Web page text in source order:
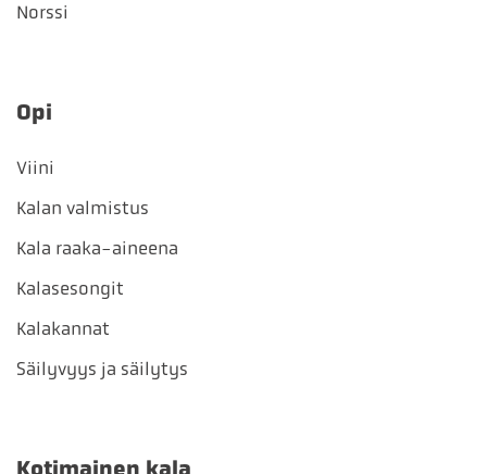
Norssi
Opi
Viini
Kalan valmistus
Kala raaka-aineena
Kalasesongit
Kalakannat
Säilyvyys ja säilytys
Kotimainen kala